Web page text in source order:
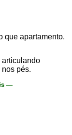
que apartamento.
articulando
pés.
—